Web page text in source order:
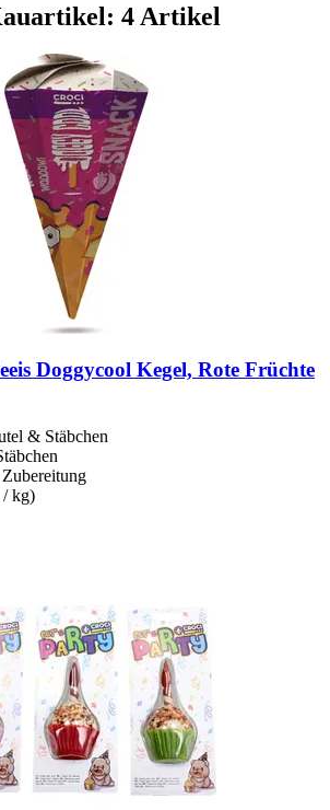
4 Artikel
Doggycool Kegel, Rote Früchte
& Stäbchen
/ kg)